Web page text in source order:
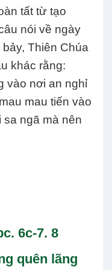
tất từ tạo
nói về ngày
Thiên Chúa
khác rằng:
vào nơi an nghỉ
mau tiến vào
sa ngã mà nên
6c-7. 8
quên lãng